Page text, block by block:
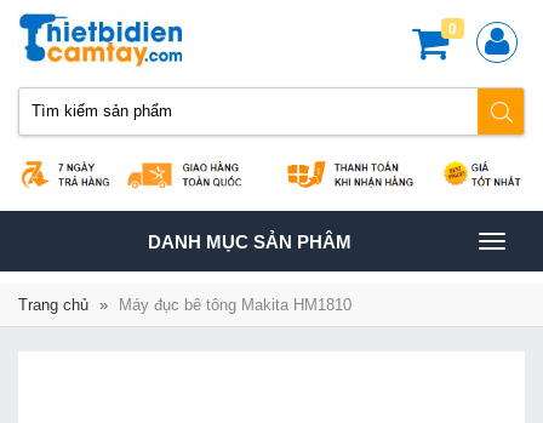
0
TOGGLE
NAVIGATION
DANH MỤC SẢN PHÂM
Trang chủ » Máy đục bê tông Makita HM1810